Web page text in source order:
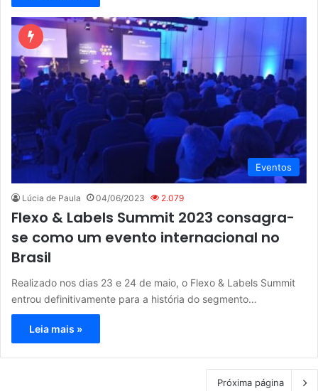
Eventos
Lúcia de Paula 04/06/2023 2.079
Flexo & Labels Summit 2023 consagra-
se como um evento internacional no
Brasil
Realizado nos dias 23 e 24 de maio, o Flexo & Labels Summit
entrou definitivamente para a história do segmento…
Leia mais »
Próxima página